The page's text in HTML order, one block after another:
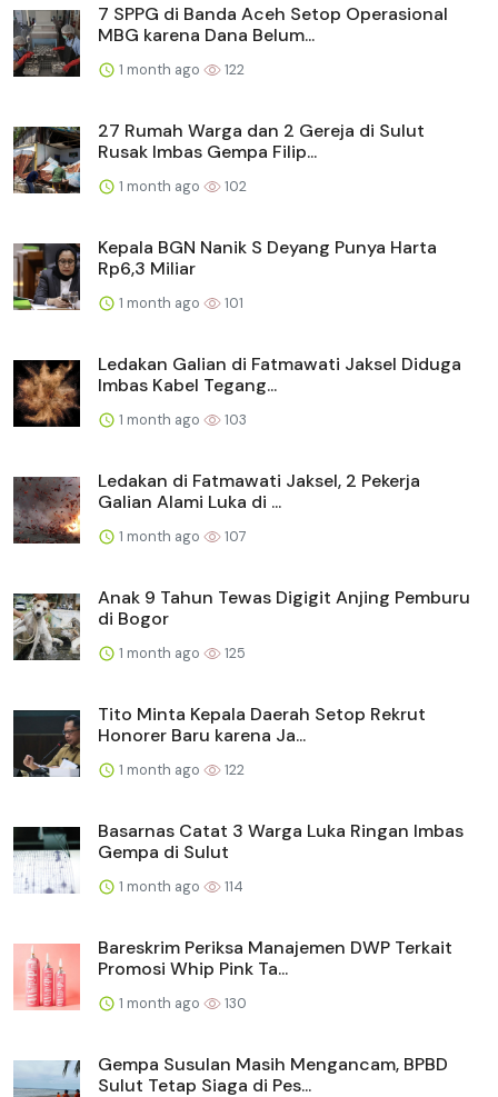
7 SPPG di Banda Aceh Setop Operasional
MBG karena Dana Belum...
1 month ago 122
27 Rumah Warga dan 2 Gereja di Sulut
Rusak Imbas Gempa Filip...
1 month ago 102
Kepala BGN Nanik S Deyang Punya Harta
Rp6,3 Miliar
1 month ago 101
Ledakan Galian di Fatmawati Jaksel Diduga
Imbas Kabel Tegang...
1 month ago 103
Ledakan di Fatmawati Jaksel, 2 Pekerja
Galian Alami Luka di ...
1 month ago 107
Anak 9 Tahun Tewas Digigit Anjing Pemburu
di Bogor
1 month ago 125
Tito Minta Kepala Daerah Setop Rekrut
Honorer Baru karena Ja...
1 month ago 122
Basarnas Catat 3 Warga Luka Ringan Imbas
Gempa di Sulut
1 month ago 114
Bareskrim Periksa Manajemen DWP Terkait
Promosi Whip Pink Ta...
1 month ago 130
Gempa Susulan Masih Mengancam, BPBD
Sulut Tetap Siaga di Pes...